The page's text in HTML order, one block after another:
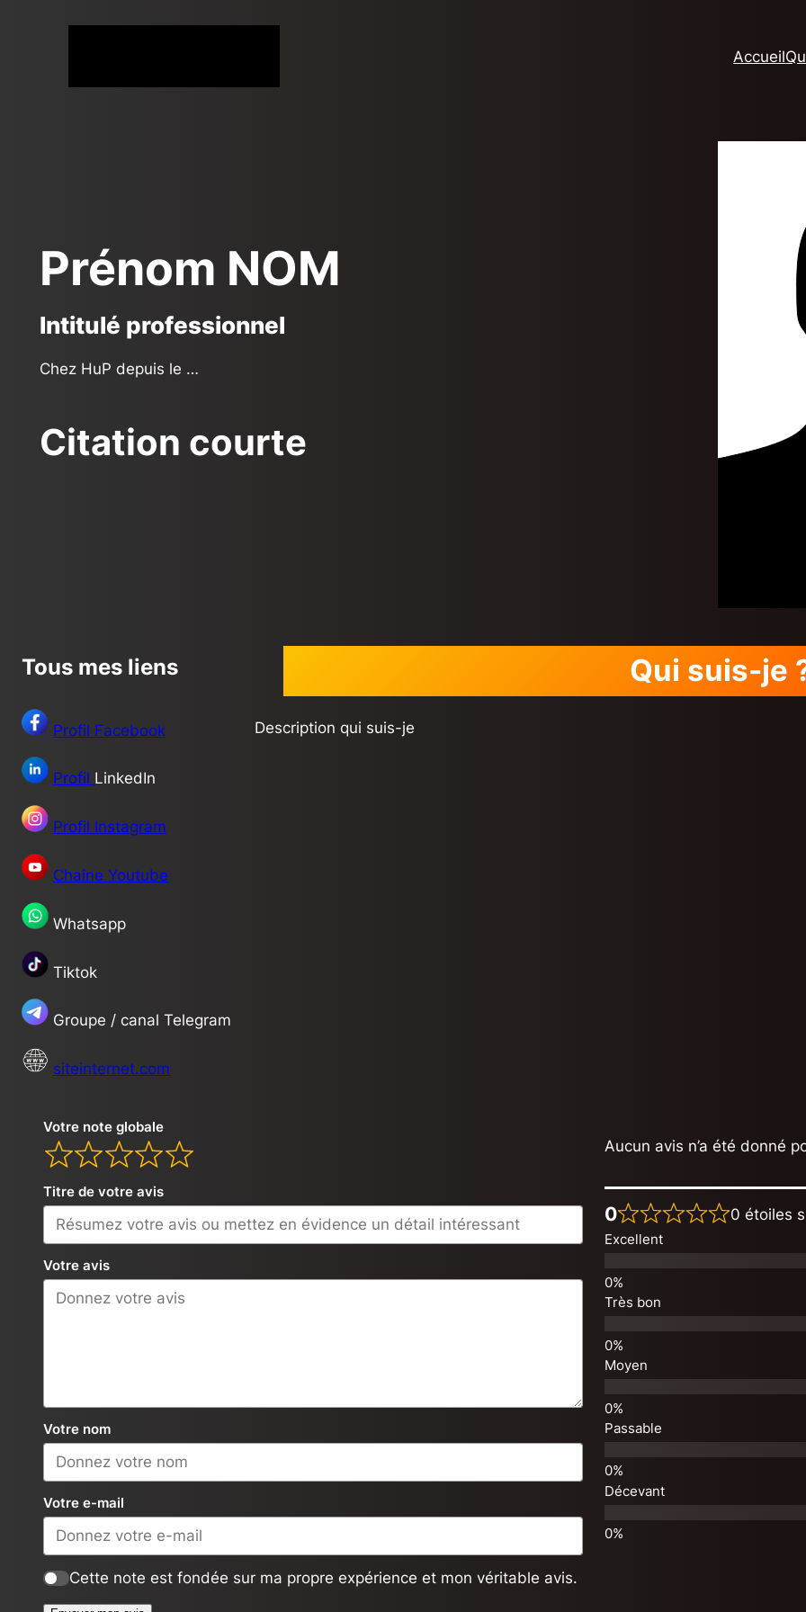
Accueil
Prénom NOM
Intitulé professionnel
Chez HuP depuis le …
Citation courte
Tous mes liens
Profil Facebook
Profil LinkedIn
Profil Instagram
Chaîne Youtube
Whatsapp
Tiktok
Groupe / canal Telegram
siteinternet.com
Qui suis-je
Description qui suis-je
Votre note globale
Titre de votre avis
Votre avis
Votre nom
Votre e-mail
Cette note est fondée sur ma propre expérience et mon véritable avis.
Aucun avis n’a été donné
0 0 étoiles
Excellent
Très bon
Moyen
Passable
Décevant